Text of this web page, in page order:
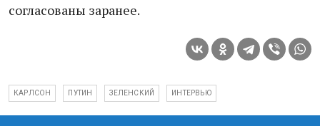
согласованы заранее.
КАРЛСОН ПУТИН ЗЕЛЕНСКИЙ ИНТЕРВЬЮ